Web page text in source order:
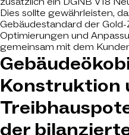
Dies sollte gewährleisten,
Gebäudestandard der
Optimierungen und
gemeinsam mit dem
Konstruktion
der